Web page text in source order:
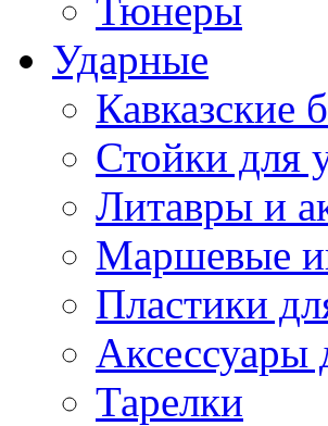
Тюнеры
Ударные
Кавказские
Стойки для
Литавры и
Маршевые
Пластики
Аксессуары
Тарелки